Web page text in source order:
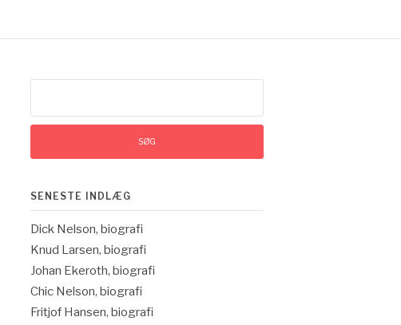
SENESTE INDLÆG
Dick Nelson, biografi
Knud Larsen, biografi
Johan Ekeroth, biografi
Chic Nelson, biografi
Fritjof Hansen, biografi